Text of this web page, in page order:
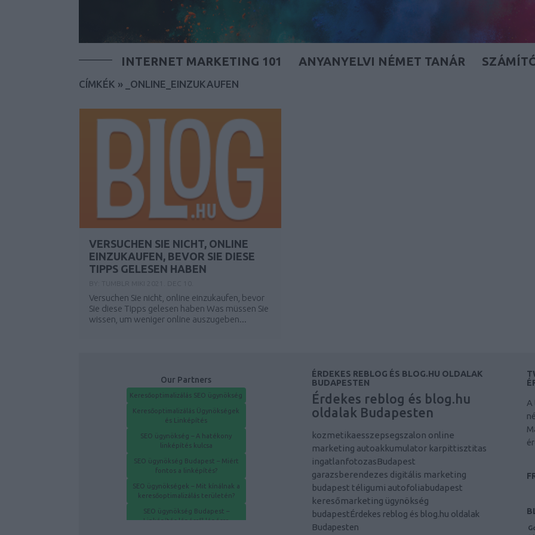
INTERNET MARKETING 101 ANYANYELVI NÉMET TANÁR
CÍMKÉK » _ONLINE_EINZUKAUFEN
VERSUCHEN SIE NICHT, ONLINE
EINZUKAUFEN, BEVOR SIE DIESE
TIPPS GELESEN HABEN
Versuchen Sie nicht, online einzukaufen, bevor
Sie diese Tipps gelesen haben Was müssen Sie
wissen, um weniger online auszugeben...
Our Partners
Keresőoptimalizálás SEO ügynökség
Keresőoptimalizálás Ügynökségek
és Linképítés
SEO ügynökség – A hatékony
linképítés kulcsa
SEO ügynökség Budapest – Miért
fontos a linképítés?
SEO ügynökségek – Mit kínálnak a
keresőoptimalizálás területén?
SEO ügynökség Budapest –
Linképítés lépésről lépésre
ÉRDEKES REBLOG ÉS BLOG.HU OLDALAK
BUDAPESTEN
Érdekes reblog és blog.hu
oldalak Budapesten
kozmetikaesszepsegszalon online
marketing autoakkumulator karpittisztitas
ingatlanfotozasBudapest
garazsberendezes digitális marketing
budapest téligumi autofoliabudapest
keresőmarketing ügynökség
budapestÉrdekes reblog és blog.hu oldalak
Budapesten
A